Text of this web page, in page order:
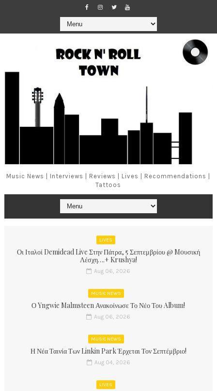
Music News | Interviews | Reviews | Lives | Recommendations |
Tattoos
LIVES
Οι Ιταλοί Demidead Live Στην Πάτρα, 5 Σεπτεμβρίου @ Moυσική
Λέσχη….+ Krushya!
Aug 06, 2026
MUSIC NEWS
Ο Yngwie Malmsteen Ανακοίνωσε Το Νέο Του Album!
Aug 06, 2026
MUSIC NEWS
Η Νέα Ταινία Των Linkin Park Έρχεται Τον Σεπτέμβριο!
Aug 04, 2026
LIVES